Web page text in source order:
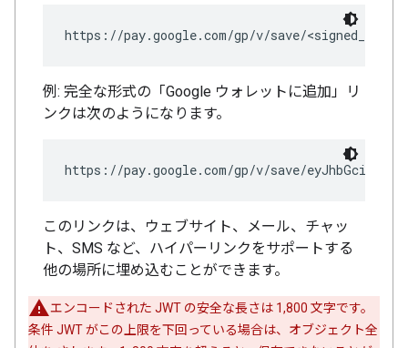
例: 完全な形式の「Google ウォレットに追加」リ
ンクは次のようになります。
https://pay.google.com/gp/v/save/
このリンクは、ウェブサイト、メール、チャッ
ト、SMS など、ハイパーリンクをサポートする
他の場所に埋め込むことができます。
エンコードされた JWT の安全な長さは 1,800 文字です。
条件 JWT がこの上限を下回っている場合は、オブジェクト全